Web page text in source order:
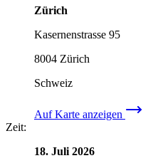
Zürich
Kasernenstrasse 95
8004 Zürich
Schweiz
Auf Karte anzeigen
Zeit:
18. Juli 2026